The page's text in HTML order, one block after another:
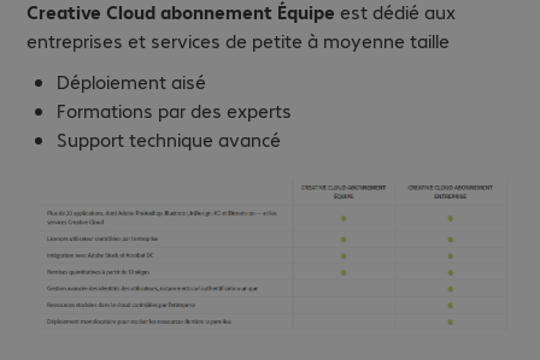
Creative Cloud abonnement Équipe est dédié aux
entreprises et services de petite à moyenne taille
Déploiement aisé
Formations par des experts
Support technique avancé